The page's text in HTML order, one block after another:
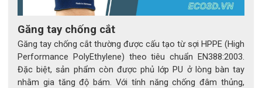
Găng tay không chứa silicone, giúp tránh gây lỗi hoặc khiếm
khuyết trên bề mặt sơn, lớp phủ hoặc vật liệu nhạy cảm. Điều
này đặc biệt quan trọng trong các ngành như ô tô, hàng
không, sản xuất thiết bị điện tử và sơn phủ bề mặt.
3. Hiệu suất bảo vệ vượt trội
Găng tay chống cắt
Găng tay chống cắt thường được cấu tạo từ sợi HPPE (High
Performance PolyEthylene) theo tiêu chuẩn EN388:2003.
Đặc biệt, sản phẩm còn được phủ lớp PU ở lòng bàn tay
nhằm gia tăng độ bám. Với tính năng chống đâm thủng,